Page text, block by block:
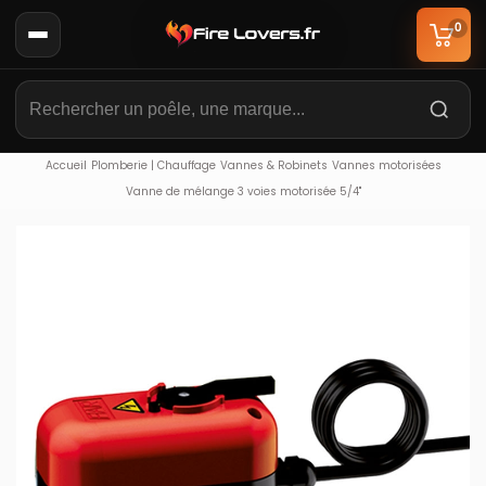
0
Accueil Plomberie | Chauffage Vannes & Robinets Vannes motorisées
Vanne de mélange 3 voies motorisée 5/4"